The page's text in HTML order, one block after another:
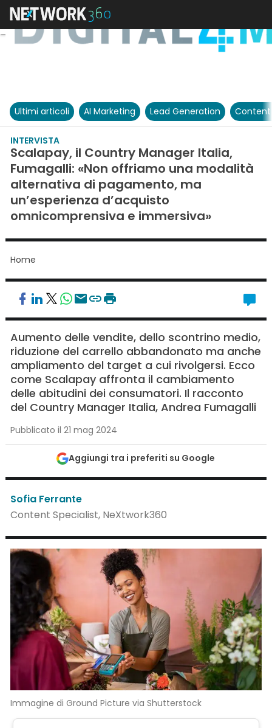
Ultimi articoli AI Marketing Lead Generation
INTERVISTA
Scalapay, il Country Manager Italia,
Fumagalli: «Non offriamo una modalità
alternativa di pagamento, ma
un’esperienza d’acquisto
omnicomprensiva e immersiva»
Home
Aumento delle vendite, dello scontrino medio,
riduzione del carrello abbandonato ma anche
ampliamento del target a cui rivolgersi. Ecco
come Scalapay affronta il cambiamento
delle abitudini dei consumatori. Il racconto
del Country Manager Italia, Andrea Fumagalli
Pubblicato il 21 mag 2024
Aggiungi tra i preferiti su Google
Sofia Ferrante
Content Specialist, NeXtwork360
Immagine di Ground Picture via Shutterstock